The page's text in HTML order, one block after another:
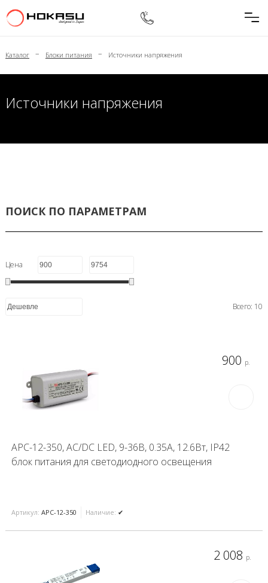
Каталог – Блоки питания – Источники напряжения
Источники напряжения
ПОИСК ПО ПАРАМЕТРАМ
Цена
Всего: 10
APC-12-350, AC/DC LED, 9-36В, 0.35А, 12.6Вт, IP42
блок питания для светодиодного освещения
Артикул: APC-12-350 Наличие: ✔
900 р.
2 008 р.